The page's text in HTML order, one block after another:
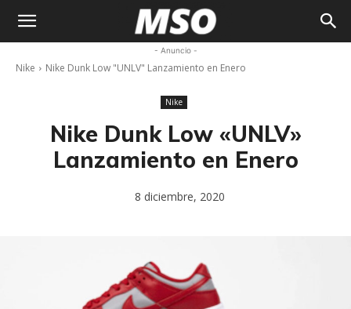
Sneaker
- Anuncio -
Nike Nike Dunk Low "UNLV" Lanzamiento en Enero
Nike
Nike Dunk Low «UNLV»
Lanzamiento en Enero
8 diciembre, 2020